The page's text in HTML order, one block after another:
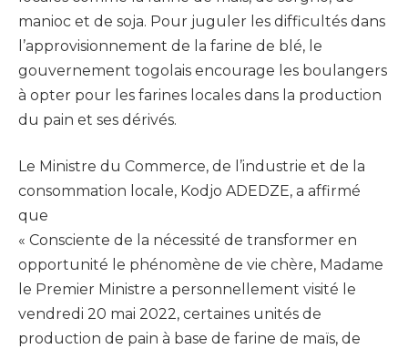
manioc et de soja. Pour juguler les difficultés dans
l’approvisionnement de la farine de blé, le
gouvernement togolais encourage les boulangers
à opter pour les farines locales dans la production
du pain et ses dérivés.
Le Ministre du Commerce, de l’industrie et de la
consommation locale, Kodjo ADEDZE, a affirmé
que
« Consciente de la nécessité de transformer en
opportunité le phénomène de vie chère, Madame
le Premier Ministre a personnellement visité le
vendredi 20 mai 2022, certaines unités de
production de pain à base de farine de maïs, de